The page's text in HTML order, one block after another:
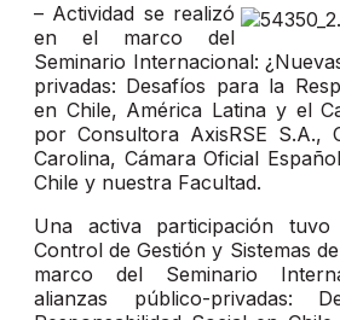
– Actividad se realizó
en el marco del
Seminario Internacional:
privadas: Desafíos para la
en Chile, América Latina y el
por Consultora AxisRSE S.A.,
Carolina, Cámara Oficial
Chile y nuestra Facultad.
Una activa participación tuvo
Control de Gestión y Sistemas
marco del Seminario
alianzas público-privadas: